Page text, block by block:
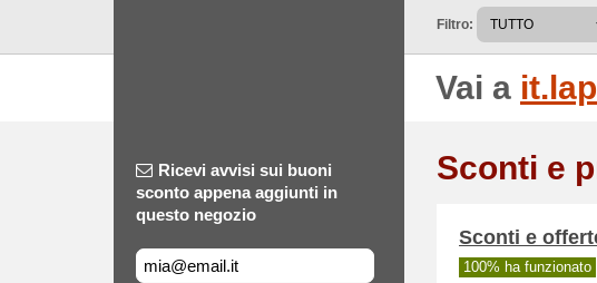
Filtro:
Vai a
Ricevi avvisi sui buoni
sconto appena aggiunti in
questo negozio
Sconti e
Sconti e
100% ha funzionato